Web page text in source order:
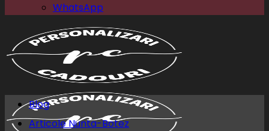
WhatsApp
Blog
Articole Nunta-Botez